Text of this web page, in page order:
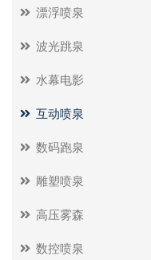
漂浮喷泉
波光跳泉
水幕电影
互动喷泉
数码跑泉
雕塑喷泉
高压雾森
数控喷泉